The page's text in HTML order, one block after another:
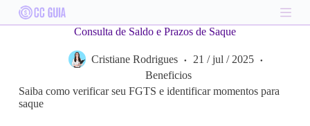
S
k
o
Consulta de Saldo e Prazos de Saque
Cristiane Rodrigues
21 / jul / 2025
Beneficios
Saiba como verificar seu FGTS e identificar momentos para
saque